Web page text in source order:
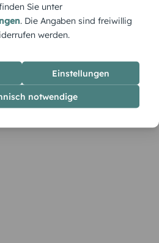
Sie unter
. Die Angaben sind freiwillig
werden.
Einstellungen
notwendige